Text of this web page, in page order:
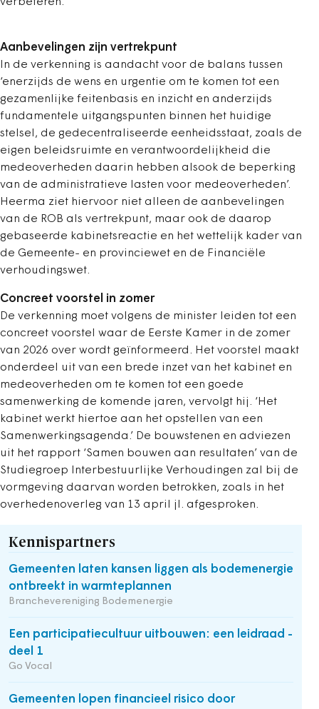
Aanbevelingen zijn vertrekpunt
In de verkenning is aandacht voor de balans tussen
‘enerzijds de wens en urgentie om te komen tot een
gezamenlijke feitenbasis en inzicht en anderzijds
fundamentele uitgangspunten binnen het huidige
stelsel, de gedecentraliseerde eenheidsstaat, zoals de
eigen beleidsruimte en verantwoordelijkheid die
medeoverheden daarin hebben alsook de beperking
van de administratieve lasten voor medeoverheden’.
Heerma ziet hiervoor niet alleen de aanbevelingen
van de ROB als vertrekpunt, maar ook de daarop
gebaseerde kabinetsreactie en het wettelijk kader van
de Gemeente- en provinciewet en de Financiële
verhoudingswet.
Concreet voorstel in zomer
De verkenning moet volgens de minister leiden tot een
concreet voorstel waar de Eerste Kamer in de zomer
van 2026 over wordt geïnformeerd. Het voorstel maakt
onderdeel uit van een brede inzet van het kabinet en
medeoverheden om te komen tot een goede
samenwerking de komende jaren, vervolgt hij. ‘Het
kabinet werkt hiertoe aan het opstellen van een
Samenwerkingsagenda.’ De bouwstenen en adviezen
uit het rapport ‘Samen bouwen aan resultaten’ van de
Studiegroep Interbestuurlijke Verhoudingen zal bij de
vormgeving daarvan worden betrokken, zoals in het
overhedenoverleg van 13 april jl. afgesproken.
Kennispartners
Gemeenten laten kansen liggen als bodemenergie
ontbreekt in warmteplannen
Branchevereniging Bodemenergie
Een participatiecultuur uitbouwen: een leidraad -
deel 1
Go Vocal
Gemeenten lopen financieel risico door